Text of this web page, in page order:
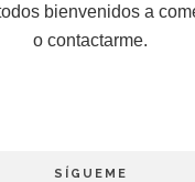
bienvenidos a
o contactarme.
SÍGUEME